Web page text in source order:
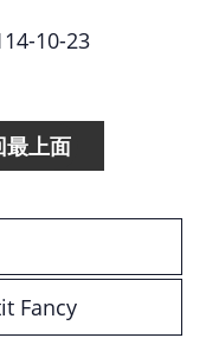
10-23
最上面
Fancy